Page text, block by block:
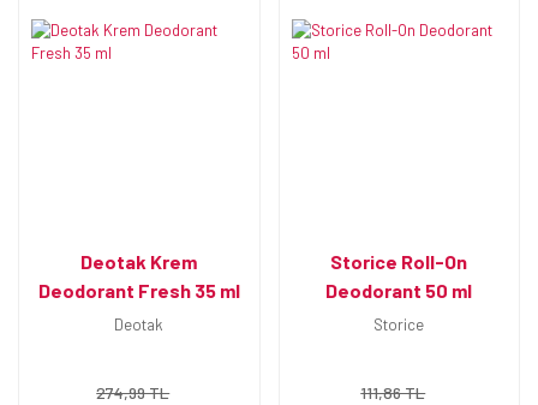
Deotak Krem
Deodorant Fresh 35 ml
Deotak
274,99 TL
Storice Roll-On
Deodorant 50 ml
Storice
111,86 TL